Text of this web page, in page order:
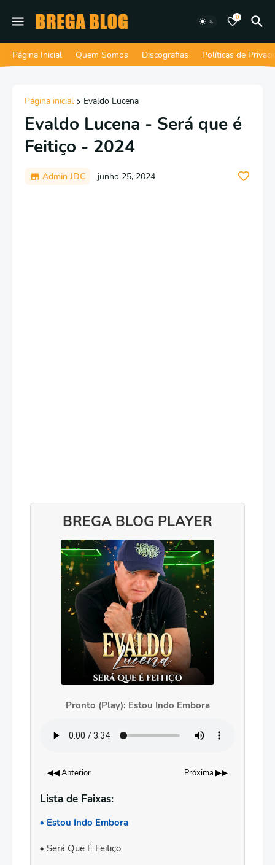
0
Página Inicial Quem Somos Discografias Políticas de
Página inicial Evaldo Lucena
Evaldo Lucena - Será que é
Feitiço - 2024
Admin JDC junho 25, 2024
BREGA BLOG PLAYER
Pronto (Play): Estou Indo Embora
◀◀ Anterior Próxima ▶▶
Lista de Faixas:
Estou Indo Embora
Será Que É Feitiço